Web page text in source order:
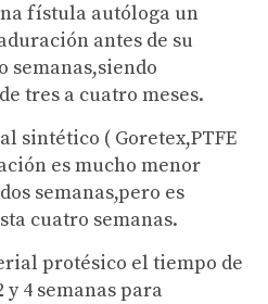
fístula autóloga un
antes de su
semanas,siendo
tres a cuatro meses.
sintético ( Goretex,PTFE
es mucho menor
semanas,pero es
cuatro semanas.
protésico el tiempo de
4 semanas para